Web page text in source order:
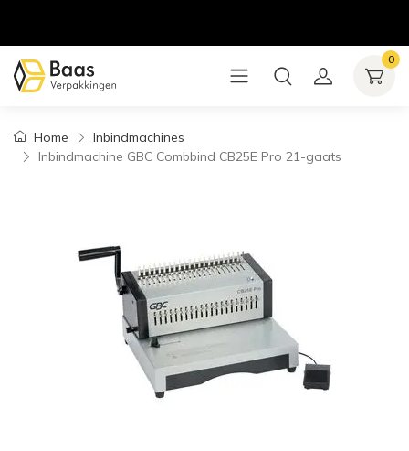
0
Home
Inbindmachines
Inbindmachine GBC Combbind CB25E Pro 21-gaats